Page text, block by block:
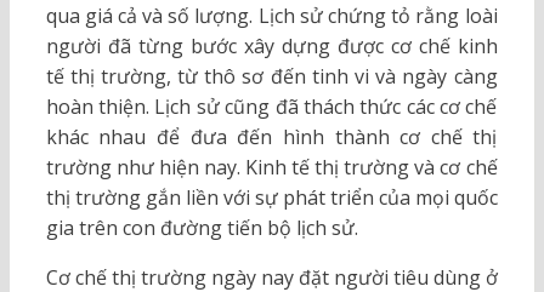
qua giá cả và số lượng. Lịch sử chứng tỏ rằng loài
người đã từng bước xây dựng được cơ chế kinh
tế thị trường, từ thô sơ đến tinh vi và ngày càng
hoàn thiện. Lịch sử cũng đã thách thức các cơ chế
khác nhau để đưa đến hình thành cơ chế thị
trường như hiện nay. Kinh tế thị trường và cơ chế
thị trường gắn liền với sự phát triển của mọi quốc
gia trên con đường tiến bộ lịch sử.
Cơ chế thị trường ngày nay đặt người tiêu dùng ở